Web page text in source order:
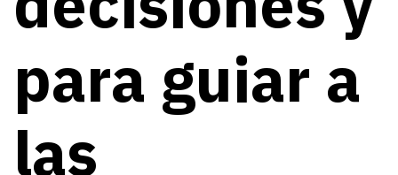
para guiar a
las